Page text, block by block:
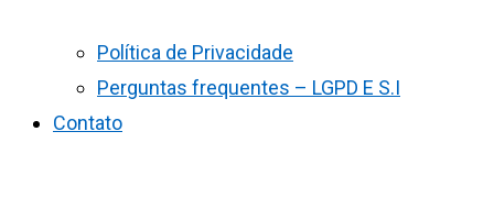
Política de Privacidade
Perguntas frequentes – LGPD E S.I
Contato